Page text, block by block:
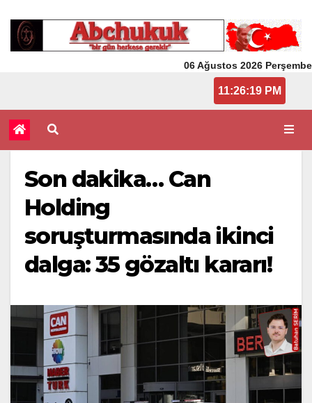
06 Ağustos 2026 Perşembe
11:26:19 PM
Son dakika… Can
Holding
soruşturmasında ikinci
dalga: 35 gözaltı kararı!